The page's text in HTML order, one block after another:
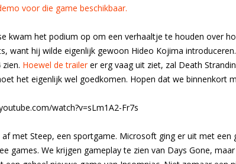
voor die game beschikbaar.
kwam het podium op om een verhaaltje te houden over
want hij wilde eigenlijk gewoon Hideo Kojima
Hoewel de trailerer erg vaag uit ziet, zal Death
het eigenlijk wel goedkomen. Hopen dat we binnenkort
watch?v=sLm1A2-Fr7s
met Steep, een sportgame. Microsoft ging er uit met een
games. We krijgen gameplay te zien van Days Gone,